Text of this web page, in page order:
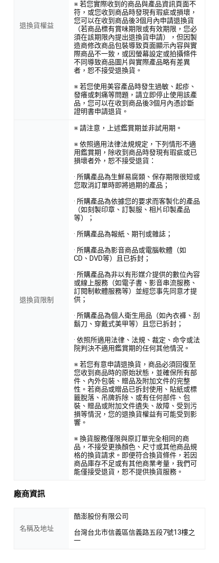
退換貨權益
※ 若您實際收到的商品與產品資訊頁面不
符，或您收到商品時發現有瑕疵或損壞，
您可以在收到商品後3個月內申請退換貨
（若商品標有賞味期限或有效期限，您必
須在該期限內提出退換貨申請），但因製
造商修改商品包裝導致頁面顯示內容與實
際商品不一致，或因螢幕設定或拍攝條件
不同導致商品圖片與實際產品略有差異
者，恕不接受退換貨。
※ 若您使用美容產品時發生過敏、起疹、
發癢或刺痛等問題，請立即停止使用該產
品，您可以在收到商品後3個月內憑診斷
證明書申請退貨。
退換貨限制
※ 請注意，上述鑑賞期並非試用期。
※ 依照適用法律法規規定，下列情形不適
用鑑賞期，除收到商品時發現有瑕疵或已
損壞者外，恕不接受退貨：
· 所購產品為生鮮易腐類、保存期限很短或
您取消訂單時即將過期的產品；
· 所購產品為依據您的要求而客製化的產品
（如刻製印章、訂製服、相片印製產品
等）；
· 所購產品為報紙、期刊或雜誌；
· 所購產品為影音商品或電腦軟體（如
CD、DVD等）且已拆封；
· 所購產品為非以有形媒介提供的數位內容
或線上服務（如電子書、影音串流服務、
訂閱制軟體服務等）並經您事先同意才提
供；
· 所購產品為個人衛生用品（如內衣褲、刮
鬍刀、穿戴式美甲等）且您已拆封；
· 依照所適用法律、法規、裁定、命令或法
院判決不適用鑑賞期的任何其他情況。
※ 若您有意申請退換貨，商品必須回復至
您收到商品時的原始狀態，並確保所有部
件、內外包裝、贈品及附加文件的完整
性。若商品或贈品已拆封使用、貼紙或標
籤脫落、吊牌拆除、或有任何部件、包
裝、贈品或附加文件遺失、故障、受到污
損等情況，您的退換貨權益有可能受到影
響。
※ 換貨服務僅限與原訂單完全相同的商
品，不接受更換顏色、尺寸或其他商品規
格的換貨請求。即便符合換貨條件，若因
商品庫存不足或有其他商業考量，我們可
能僅接受退貨，恕不提供換貨服務。
廠商資訊
名稱及地址
酷澎股份有限公司
台灣台北市信義區信義路五段7號13樓之
一